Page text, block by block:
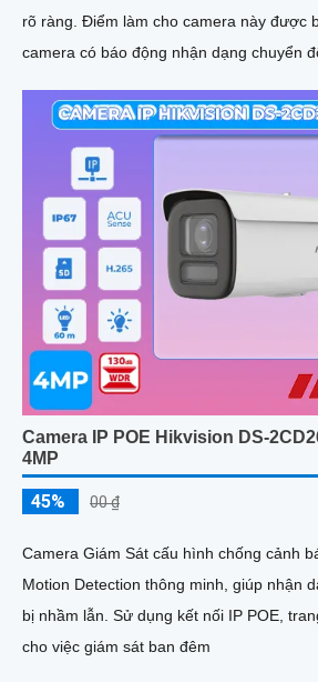
rõ ràng. Điểm làm cho camera này được bán nhiều hơn là
camera có báo động nhận dạng chuyển
môi trường ánh sáng thấp
Camera IP POE Hikvision DS-
4MP
45% 00 ₫
Camera Giám Sát cấu hình chống cảnh
Motion Detection thông minh, giúp nhận
bị nhầm lẫn. Sử dụng kết nối IP POE, trang bị đèn ánh sáng kép
cho việc giám sát ban đêm